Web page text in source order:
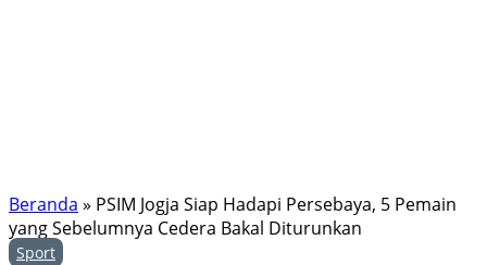
Beranda » PSIM Jogja Siap Hadapi Persebaya, 5 Pemain
yang Sebelumnya Cedera Bakal Diturunkan
Sport